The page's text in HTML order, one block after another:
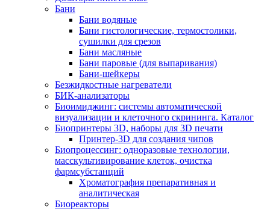
Бани
Бани водяные
Бани гистологические, термостолики,
сушилки для срезов
Бани масляные
Бани паровые (для выпаривания)
Бани-шейкеры
Безжидкостные нагреватели
БИК-анализаторы
Биоимиджинг: системы автоматической
визуализации и клеточного скрининга. Каталог
Биопринтеры 3D, наборы для 3D печати
Принтер-3D для создания чипов
Биопроцессинг: одноразовые технологии,
масскультивирование клеток, очистка
фармсубстанций
Хроматография препаративная и
аналитическая
Биореакторы